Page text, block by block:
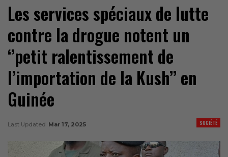
Les services spéciaux de lutte
contre la drogue notent un
‘’petit ralentissement de
l’importation de la Kush’’ en
Guinée
SOCIÉTÉ
Last Updated Mar 17, 2025